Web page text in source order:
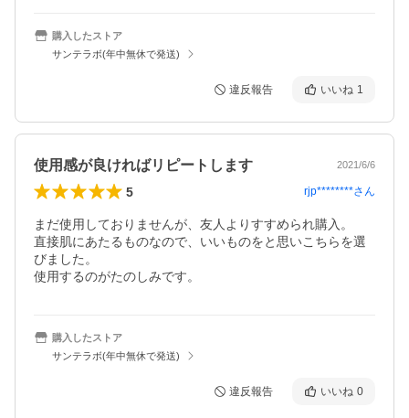
購入したストア
サンテラボ(年中無休で発送)
違反報告 いいね 1
使用感が良ければリピートします 2021/6/6
5 rjp********さん
まだ使用しておりませんが、友人よりすすめられ購入。
直接肌にあたるものなので、いいものをと思いこちらを選
びました。
使用するのがたのしみです。
購入したストア
サンテラボ(年中無休で発送)
違反報告 いいね 0